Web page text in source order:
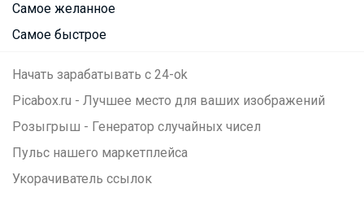
Самое желанное
Самое быстрое
Начать зарабатывать с 24-ok
Picabox.ru - Лучшее место для ваших изображений
Розыгрыш - Генератор случайных чисел
Пульс нашего маркетплейса
Укорачиватель ссылок